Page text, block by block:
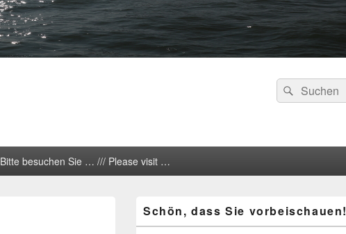
Suchen
nach:
Suchen
Bitte besuchen Sie … /// Please visit …
Seitenleisten-
Widgetbereich
Schön, dass Sie vorbeischauen!